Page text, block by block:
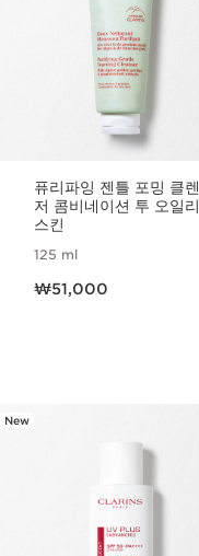
퓨리파잉 젠틀 포밍 클렌
저 콤비네이션 투 오일리
스킨
125 ml
₩51,000
New